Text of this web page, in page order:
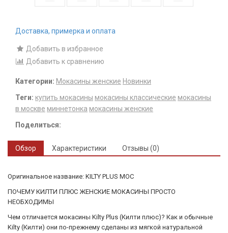
Доставка, примерка и оплата
Добавить в избранное
Добавить к сравнению
Категории: Мокасины женские Новинки
Теги: купить мокасины мокасины классические мокасины
в москве миннетонка мокасины женские
Поделиться:
Обзор Характеристики Отзывы (0)
Оригинальное название: KILTY PLUS MOC
ПОЧЕМУ КИЛТИ ПЛЮС ЖЕНСКИЕ МОКАСИНЫ ПРОСТО
НЕОБХОДИМЫ
Чем отличается мокасины Kilty Plus (Килти плюс)? Как и обычные
Kilty (Килти) они по-прежнему сделаны из мягкой натуральной